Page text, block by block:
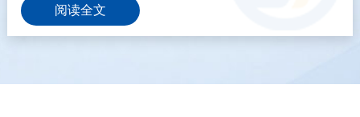
阅读全文